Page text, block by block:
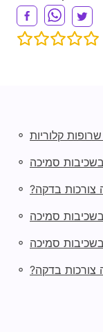
◦ קלוריות
◦ סמיכה
◦ צורכות בדקה?
◦ סמיכה
◦ סמיכה
◦ צורכות בדקה?